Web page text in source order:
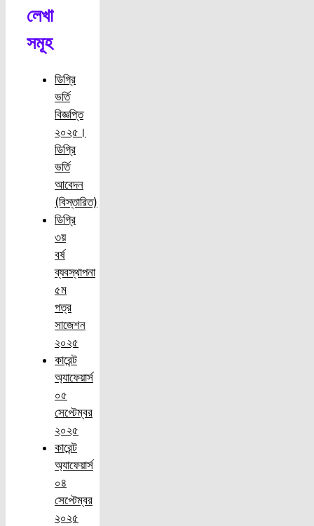
লেখা
সমূহ
ডিগ্রি
ভর্তি
বিজ্ঞপ্তি
২০২৫।
ডিগ্রি
ভর্তি
আবেদন
(বিস্তারিত)
ডিগ্রি
৩য়
বর্ষ
ব্যবস্থাপনা
৫ম
পত্র
সাজেশন
২০২৫
কারেন্ট
অ্যাফেয়ার্স
০৫
সেপ্টেম্বর
২০২৫
কারেন্ট
অ্যাফেয়ার্স
০৪
সেপ্টেম্বর
২০২৫